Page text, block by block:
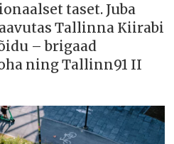
taset. Juba
Tallinna Kiirabi
– brigaad
ning Tallinn91 II